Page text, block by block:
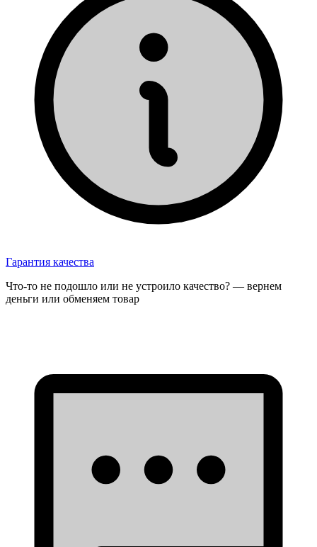
Гарантия качества
Что-то не подошло или не устроило качество? — вернем
деньги или обменяем товар